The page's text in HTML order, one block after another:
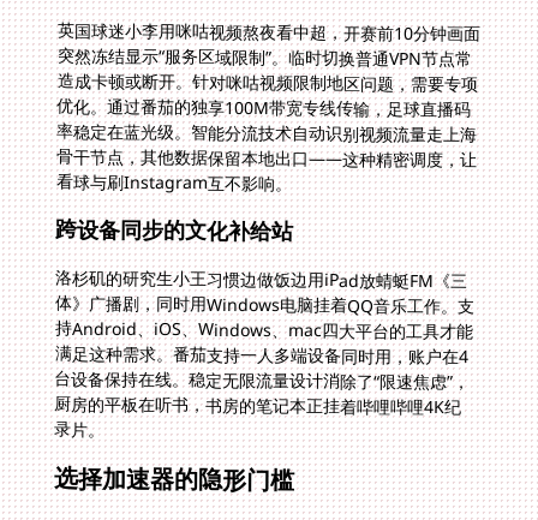
英国球迷小李用咪咕视频熬夜看中超，开赛前10分钟画面
突然冻结显示“服务区域限制”。临时切换普通VPN节点常
造成卡顿或断开。针对咪咕视频限制地区问题，需要专项
优化。通过番茄的独享100M带宽专线传输，足球直播码
率稳定在蓝光级。智能分流技术自动识别视频流量走上海
骨干节点，其他数据保留本地出口——这种精密调度，让
看球与刷Instagram互不影响。
跨设备同步的文化补给站
洛杉矶的研究生小王习惯边做饭边用iPad放蜻蜓FM《三
体》广播剧，同时用Windows电脑挂着QQ音乐工作。支
持Android、iOS、Windows、mac四大平台的工具才能
满足这种需求。番茄支持一人多端设备同时用，账户在4
台设备保持在线。稳定无限流量设计消除了“限速焦虑”，
厨房的平板在听书，书房的笔记本正挂着哔哩哔哩4K纪
录片。
选择加速器的隐形门槛